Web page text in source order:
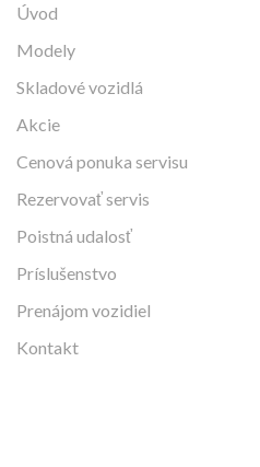
Úvod
Modely
Skladové vozidlá
Akcie
Cenová ponuka servisu
Rezervovať servis
Poistná udalosť
Príslušenstvo
Prenájom vozidiel
Kontakt